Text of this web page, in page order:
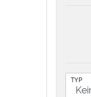
TYP